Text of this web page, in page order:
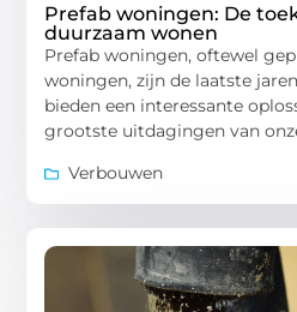
Prefab woningen: De
duurzaam wonen
Prefab woningen, oftewel
woningen, zijn de laatste
bieden een interessante
grootste uitdagingen van
Verbouwen